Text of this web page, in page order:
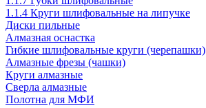
1.1.4 Круги шлифовальные на липучке
Диски пильные
Алмазная оснастка
Гибкие шлифовальные круги (черепашки)
Алмазные фрезы (чашки)
Круги алмазные
Сверла алмазные
Полотна для МФИ